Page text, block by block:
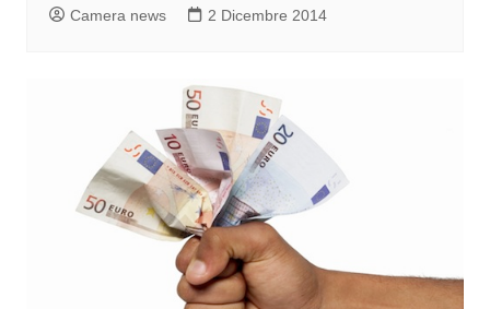
Camera news 2 Dicembre 2014